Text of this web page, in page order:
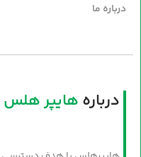
درباره ما
درباره هایپر هلس